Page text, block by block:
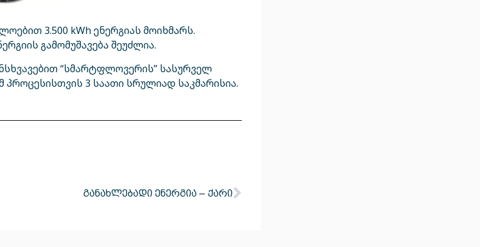
3.500 kWh ენერგიას მოიხმარს.
გამომუშავება შეუძლია.
“სმარტფლოვერის” სასურველ
3 საათი სრულიად საკმარისია.
განახლებადი ენერგია – ქარი